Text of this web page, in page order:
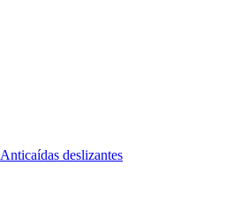
Anticaídas deslizantes